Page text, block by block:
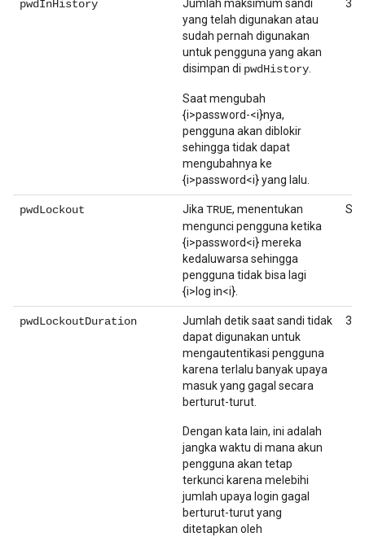
pwdInHistory
Jumlah maksimum sandi
yang telah digunakan atau
sudah pernah digunakan
untuk pengguna yang akan
disimpan di pwdHistory
Saat mengubah
{i>password-<i}nya,
pengguna akan diblokir
sehingga tidak dapat
mengubahnya ke
{i>password<i} yang lalu.
3
pwdLockout Jika TRUE, menentukan
mengunci pengguna ketika
{i>password<i} mereka
kedaluwarsa sehingga
pengguna tidak bisa lagi
{i>log in<i}.
pwdLockoutDuration
Jumlah detik saat sandi tidak
dapat digunakan untuk
mengautentikasi pengguna
karena terlalu banyak upaya
masuk yang gagal secara
berturut-turut.
Dengan kata lain, ini adalah
jangka waktu di mana akun
pengguna akan tetap
terkunci karena melebihi
jumlah upaya login gagal
berturut-turut yang
ditetapkan oleh
300